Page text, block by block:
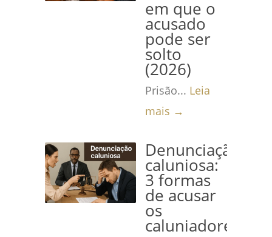
em que o
acusado
pode ser
solto
(2026)
Prisão... Leia
mais →
Denunciação
caluniosa:
3 formas
de acusar
os
caluniadores